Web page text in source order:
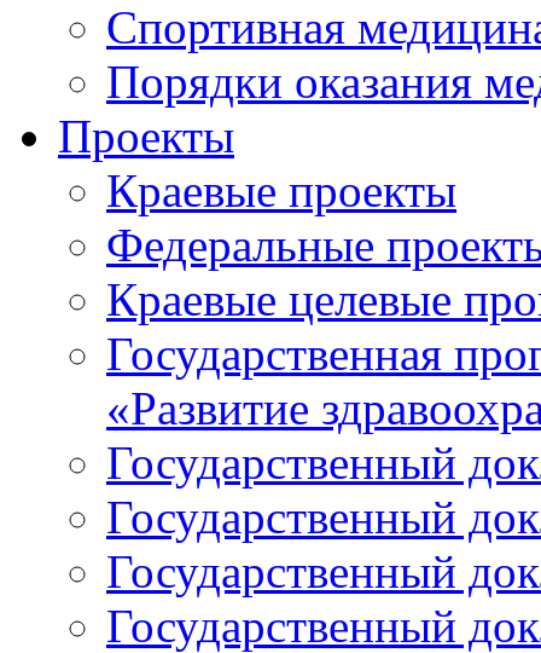
Спортивная
Порядки оказания
Проекты
Краевые проекты
Федеральные
Краевые целевые
Государственная
«Развитие
Государственный
Государственный
Государственный
Государственный